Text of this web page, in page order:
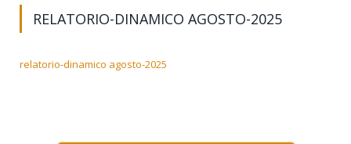
RELATORIO-DINAMICO AGOSTO-2025
relatorio-dinamico agosto-2025